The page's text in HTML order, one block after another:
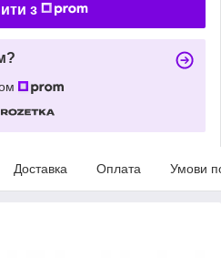
з
Доставка Оплата Умови